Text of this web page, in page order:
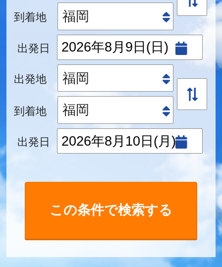
到着地
出発日
出発地
到着地
出発日